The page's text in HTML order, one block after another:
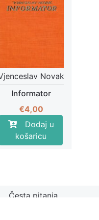
Novak
Informator
€4,00
Dodaj u
košaricu
Česta pitanja